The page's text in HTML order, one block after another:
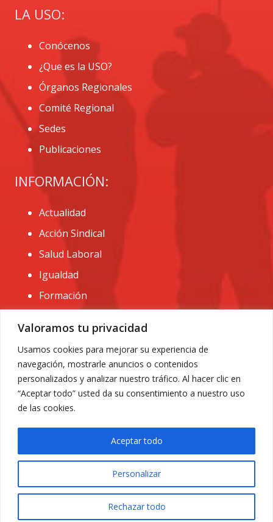
Valoramos tu privacidad
Usamos cookies para mejorar su experiencia de
navegación, mostrarle anuncios o contenidos
personalizados y analizar nuestro tráfico. Al hacer clic en
“Aceptar todo” usted da su consentimiento a nuestro uso
de las cookies.
Personalizar
Rechazar todo
Aceptar todo
LA USO:
Conócenos
¿Que es la USO?
Órganos Regionales
Comité Regional
Sedes
Publicaciones
INFORMACIÓN:
Actualidad
Acción Sindical
Salud Laboral
Igualdad
Formación
CONTACTO:
administracion@usomurcia.org
968 25 01 20
C/ Huerto de las bombas nº6. 30009 Murcia
Privacidad|
© 2018 Todos los derechos reservados. Diseño web
ACRILONIA